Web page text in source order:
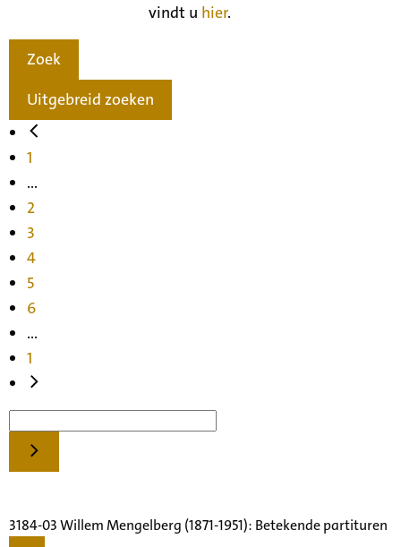
vindt u hier.
Zoek
Uitgebreid zoeken
1
...
2
3
4
5
6
...
1
3184-03 Willem Mengelberg (1871-1951): Betekende partituren